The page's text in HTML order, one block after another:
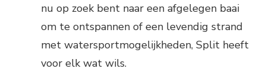
nu op zoek bent naar een afgelegen baai
om te ontspannen of een levendig strand
met watersportmogelijkheden, Split heeft
voor elk wat wils.